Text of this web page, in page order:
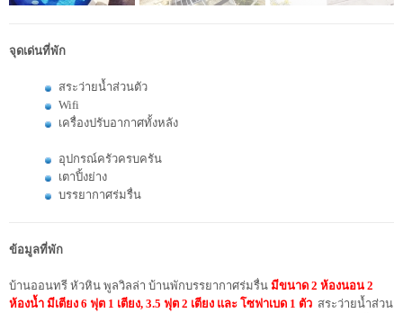
จุดเด่นที่พัก
สระว่ายน้ำส่วนตัว
Wifi
เครื่องปรับอากาศทั้งหลัง
อุปกรณ์ครัวครบครัน
เตาปิ้งย่าง
บรรยากาศร่มรื่น
ข้อมูลที่พัก
บ้านออนทรี หัวหิน พูลวิลล่า บ้านพักบรรยากาศร่มรื่น มีขนาด 2 ห้องนอน 2
ห้องน้ำ มีเตียง 6 ฟุต 1 เตียง, 3.5 ฟุต 2 เตียง และ โซฟาเบด 1 ตัว สระว่ายน้ำส่วน